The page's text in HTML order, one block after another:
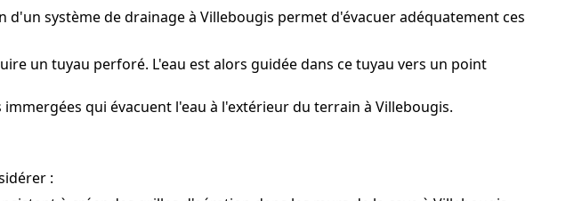
système de drainage à Villebougis permet d'évacuer adéquatement ces
un tuyau perforé. L'eau est alors guidée dans ce tuyau vers un point
qui évacuent l'eau à l'extérieur du terrain à Villebougis.
: